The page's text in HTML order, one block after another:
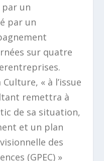
un
par un
sur quatre
Culture, « à l’issue
remettra à
de sa situation,
et un plan
des
(GPEC) »